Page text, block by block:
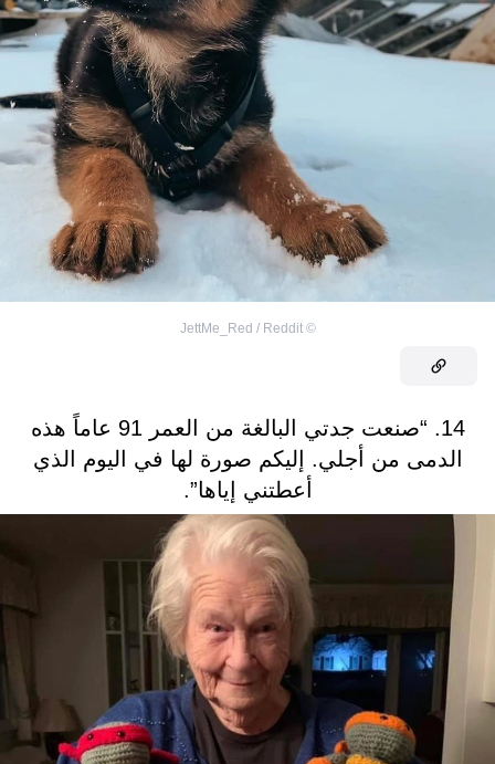
©
JettMe_Red / Reddit
14. “صنعت جدتي البالغة من العمر 91 عاماً هذه
الدمى من أجلي. إليكم صورة لها في اليوم الذي
أعطتني إياها”.